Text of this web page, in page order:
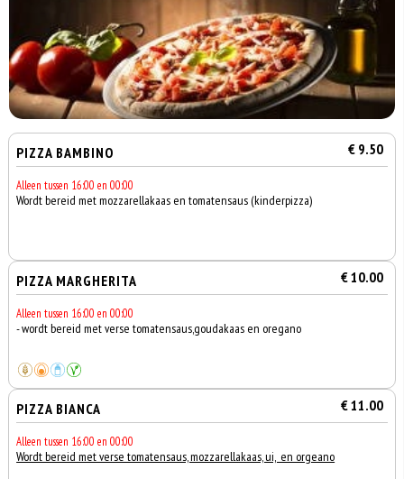
PIZZA BAMBINO € 9.50
Alleen tussen 16:00 en 00:00
Wordt bereid met mozzarellakaas en tomatensaus (kinderpizza)
PIZZA MARGHERITA € 10.00
Alleen tussen 16:00 en 00:00
- wordt bereid met verse tomatensaus,goudakaas en oregano
PIZZA BIANCA € 11.00
Alleen tussen 16:00 en 00:00
Wordt bereid met verse tomatensaus, mozzarellakaas, ui, en orgeano